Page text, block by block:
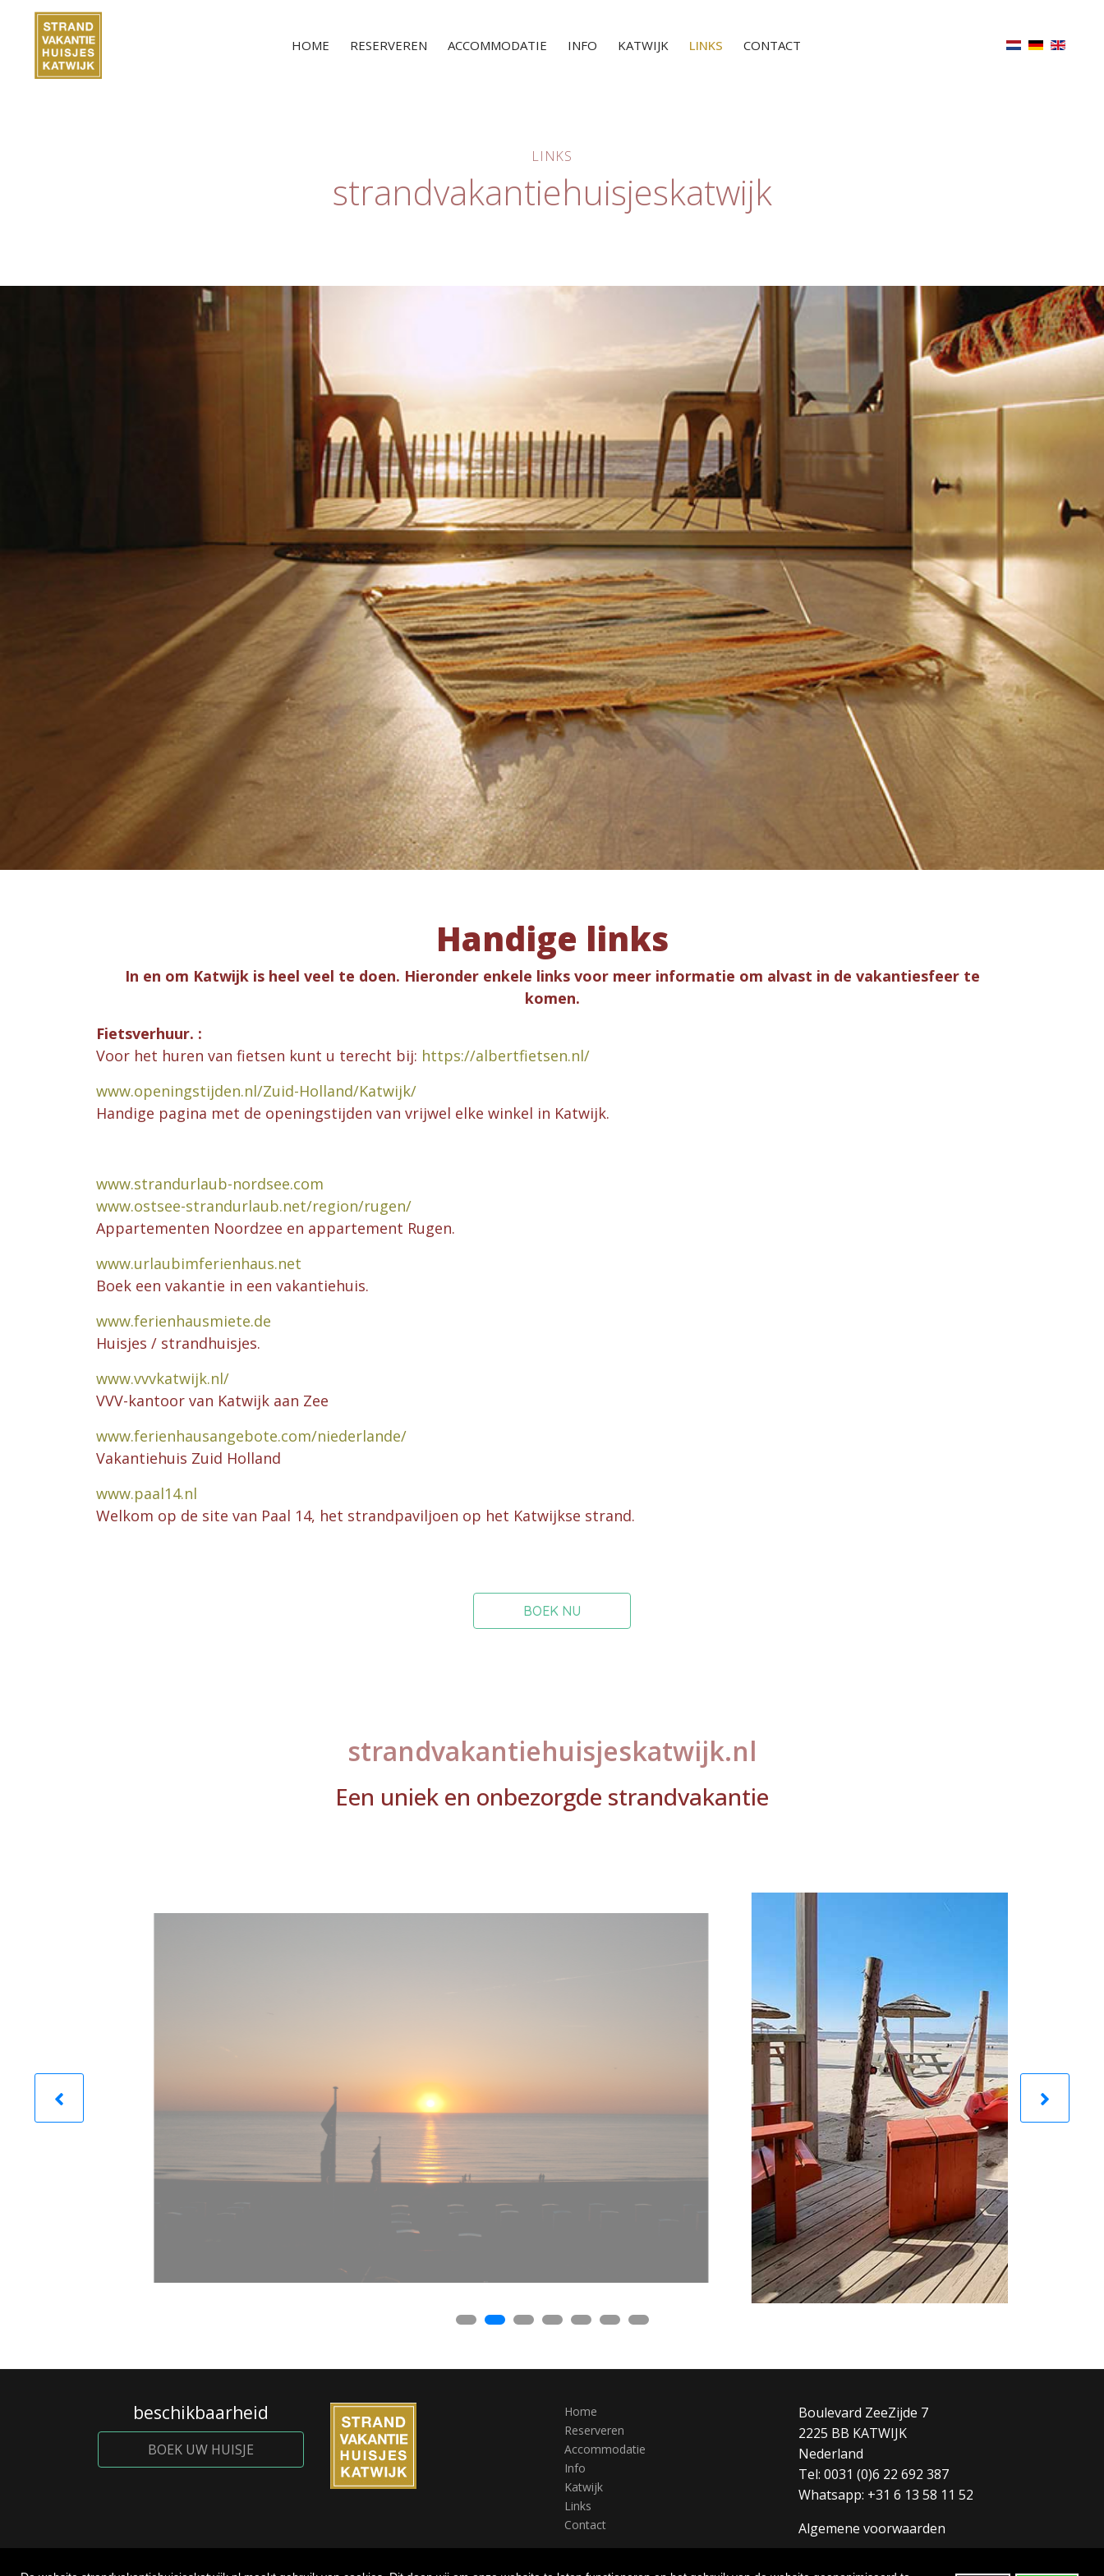
HOME RESERVEREN ACCOMMODATIE INFO KATWIJK LINKS CONTACT
LINKS
strandvakantiehuisjeskatwijk
Handige links
In en om Katwijk is heel veel te doen. Hieronder enkele links voor meer informatie om alvast in de vakantiesfeer te
komen.
Fietsverhuur. :
Voor het huren van fietsen kunt u terecht bij: https://albertfietsen.nl/
www.openingstijden.nl/Zuid-Holland/Katwijk/
Handige pagina met de openingstijden van vrijwel elke winkel in Katwijk.
www.strandurlaub-nordsee.com
www.ostsee-strandurlaub.net/region/rugen/
Appartementen Noordzee en appartement Rugen.
www.urlaubimferienhaus.net
Boek een vakantie in een vakantiehuis.
www.ferienhausmiete.de
Huisjes / strandhuisjes.
www.vvvkatwijk.nl/
VVV-kantoor van Katwijk aan Zee
www.ferienhausangebote.com/niederlande/
Vakantiehuis Zuid Holland
www.paal14.nl
Welkom op de site van Paal 14, het strandpaviljoen op het Katwijkse strand.
BOEK NU
strandvakantiehuisjeskatwijk.nl
Een uniek en onbezorgde strandvakantie
beschikbaarheid
BOEK UW HUISJE
Home
Reserveren
Accommodatie
Info
Katwijk
Links
Contact
Boulevard ZeeZijde 7
2225 BB KATWIJK
Nederland
Tel: 0031 (0)6 22 692 387
Whatsapp: +31 6 13 58 11 52
Algemene voorwaarden